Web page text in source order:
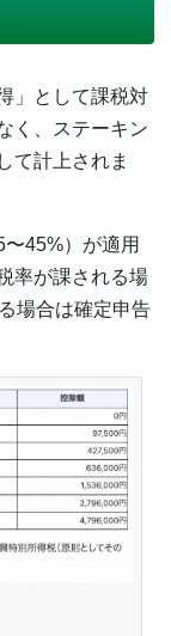
」として課税対
く、ステーキン
て計上されま
45%）が適用
率が課される場
場合は確定申告